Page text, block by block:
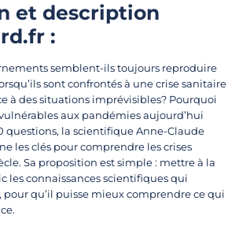
et description
:
semblent-ils toujours reproduire
sont confrontés à une crise sanitaire
à des situations imprévisibles? Pourquoi
aux pandémies aujourd’hui
questions, la scientifique Anne-Claude
les clés pour comprendre les crises
Sa proposition est simple : mettre à la
les connaissances scientifiques qui
pour qu’il puisse mieux comprendre ce qui